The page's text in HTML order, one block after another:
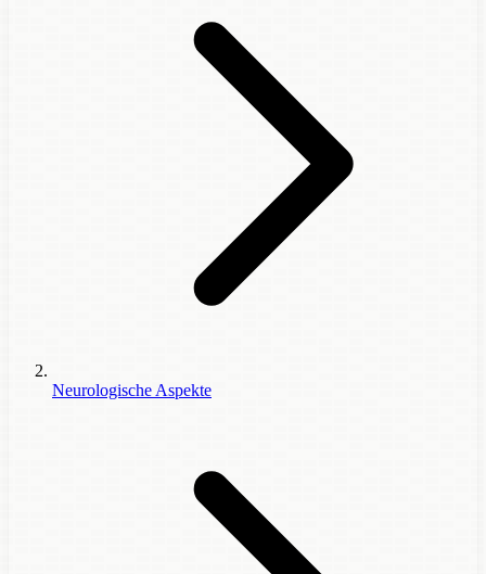
Neurologische Aspekte